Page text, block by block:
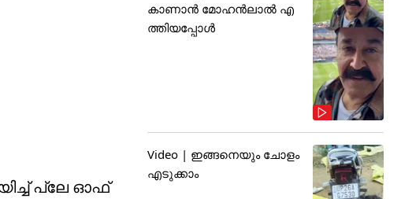
പ്ലേ ഓഫ്
കാണാൻ മോഹൻലാൽ എ
ത്തിയപ്പോൾ
Video | ഇങ്ങനെയും ചോളം
എടുക്കാം